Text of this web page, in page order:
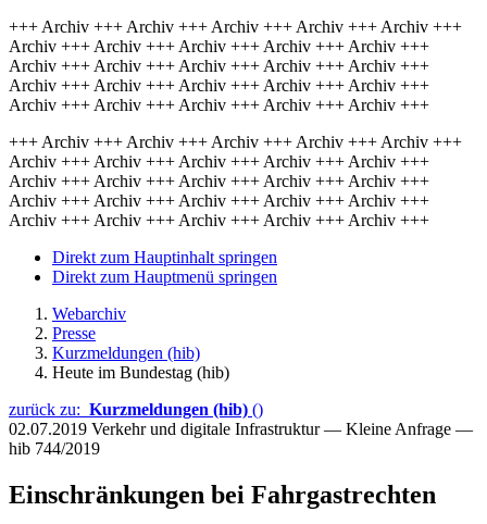
+++ Archiv +++ Archiv +++ Archiv +++ Archiv +++ Archiv +++
Archiv +++ Archiv +++ Archiv +++ Archiv +++ Archiv +++
Archiv +++ Archiv +++ Archiv +++ Archiv +++ Archiv +++
Archiv +++ Archiv +++ Archiv +++ Archiv +++ Archiv +++
Archiv +++ Archiv +++ Archiv +++ Archiv +++ Archiv +++
+++ Archiv +++ Archiv +++ Archiv +++ Archiv +++ Archiv +++
Archiv +++ Archiv +++ Archiv +++ Archiv +++ Archiv +++
Archiv +++ Archiv +++ Archiv +++ Archiv +++ Archiv +++
Archiv +++ Archiv +++ Archiv +++ Archiv +++ Archiv +++
Archiv +++ Archiv +++ Archiv +++ Archiv +++ Archiv +++
Direkt zum Hauptinhalt springen
Direkt zum Hauptmenü springen
Webarchiv
Presse
Kurzmeldungen (hib)
Heute im Bundestag (hib)
zurück zu: Kurzmeldungen (hib) ()
02.07.2019 Verkehr und digitale Infrastruktur — Kleine Anfrage —
hib 744/2019
Einschränkungen bei Fahrgastrechten